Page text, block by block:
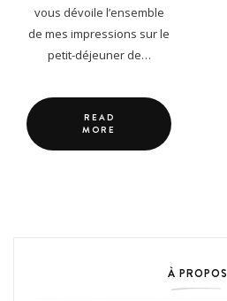
vous dévoile l’ensemble
de mes impressions sur le
petit-déjeuner de…
READ
MORE
À PROPOS